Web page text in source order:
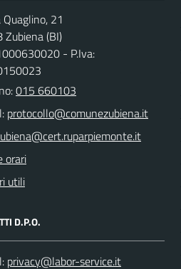
Quaglino, 21
Zubiena (BI)
- P.Iva:
015 660103
orari
utili
D.P.O.